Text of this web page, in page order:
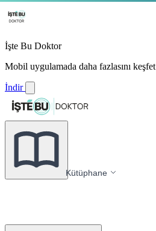
İşte Bu Doktor
Mobil uygulamada daha fazlasını keşfet
İndir
Kütüphane